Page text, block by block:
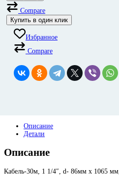
Compare
Купить в один клик
Избранное
Compare
Описание
Детали
Описание
Кабель-30м, 1 1/4″, d- 86мм х 1065 мм,